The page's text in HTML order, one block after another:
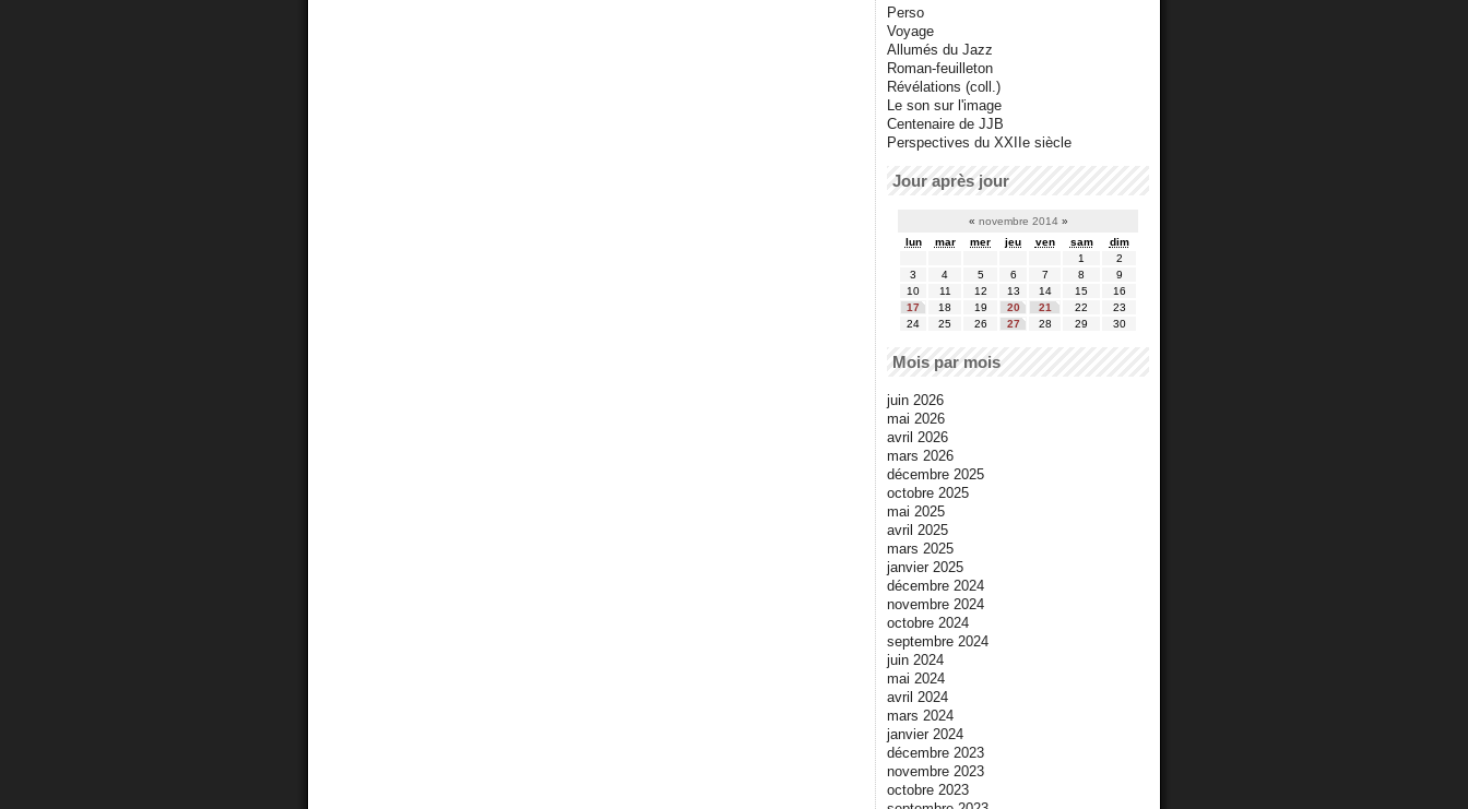
Perso
Voyage
Allumés du Jazz
Roman-feuilleton
Révélations (coll.)
Le son sur l'image
Centenaire de JJB
Perspectives du XXIIe siècle
Jour après jour
« novembre 2014 »
lun
mar mer jeu ven sam
dim
1
2
3
4 5 6 7 8
9
10
11 12 13 14 15
16
17
18 19 20 21 22
23
24
25 26 27 28 29 30
Mois par mois
juin 2026
mai 2026
avril 2026
mars 2026
décembre 2025
octobre 2025
mai 2025
avril 2025
mars 2025
janvier 2025
décembre 2024
novembre 2024
octobre 2024
septembre 2024
juin 2024
mai 2024
avril 2024
mars 2024
janvier 2024
décembre 2023
novembre 2023
octobre 2023